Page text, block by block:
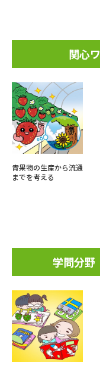
関心
青果物の生産から流通
までを考える
学問分野